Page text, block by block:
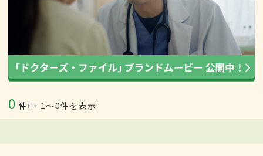
0 件中 1〜0件を表示